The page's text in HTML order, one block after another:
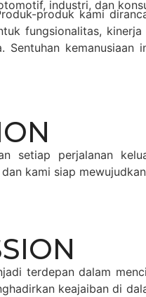
industri, dan
produk kami
fungsionalitas,
kemanusiaan
setiap perjalanan
kami siap
terdepan dalam
keajaiban di